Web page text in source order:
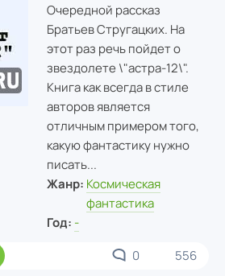
Очередной рассказ
Братьев Стругацких. На
этот раз речь пойдет о
звездолете \"астра-12\".
Книга как всегда в стиле
авторов является
отличным примером того,
какую фантастику нужно
писать...
Жанр: Космическая
фантастика
Год: -
0 556